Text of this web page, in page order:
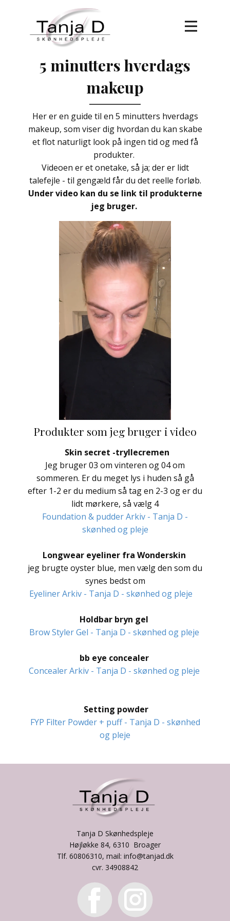
Forside
Behandlinger
Kontakt
5 minutters hverdags
makeup
Her er en guide til en 5 minutters hverdags
makeup, som viser dig hvordan du kan skabe
et flot naturligt look på ingen tid og med få
produkter.
Videoen er et onetake, så ja; der er lidt
talefejle - til gengæld får du det reelle forløb​.
Under video kan du se link til produkterne
jeg bruger.
Produkter som jeg bruger i video
Skin secret -tryllecremen
Jeg bruger 03 om vinteren og 04 om
sommeren. Er du meget lys i huden så gå
efter 1-2 er du medium så tag en 2-3 og er du
lidt mørkere, så vælg 4
Foundation & pudder Arkiv - Tanja D -
skønhed og pleje
Longwear eyeliner fra Wonderskin
jeg brugte oyster blue, men vælg den som du
synes bedst om
Eyeliner Arkiv - Tanja D - skønhed og pleje
Holdbar bryn gel
Brow Styler Gel - Tanja D - skønhed og pleje
bb eye concealer
Concealer Arkiv - Tanja D - skønhed og pleje
Setting powder
FYP Filter Powder + puff - Tanja D - skønhed
og pleje
Tanja D Skønhedspleje
Højløkke 84, 6310 Broager
Tlf. 60806310, mail: info@tanjad.dk
cvr. 34908842